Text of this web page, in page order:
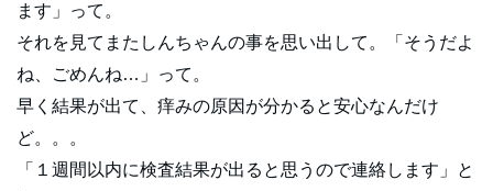
ます」って。
それを見てまたしんちゃんの事を思い出して。「そうだよ
ね、ごめんね…」って。
早く結果が出て、痒みの原因が分かると安心なんだけ
ど。。。
「１週間以内に検査結果が出ると思うので連絡します」と